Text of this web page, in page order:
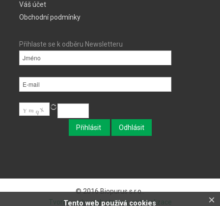
Tento web používá cookies ×
Váš účet
Obchodní podmínky
Přihlaste se k odběru Newsletteru
© 2016 Biopurus s.r.o..
Tvorba webových stránek, optimalizace